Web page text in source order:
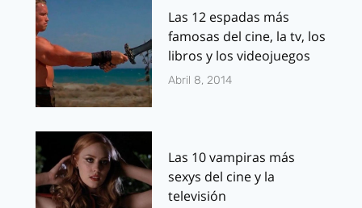
Las 12 espadas más
famosas del cine, la tv, los
libros y los videojuegos
Abril 8, 2014
Las 10 vampiras más
sexys del cine y la
televisión